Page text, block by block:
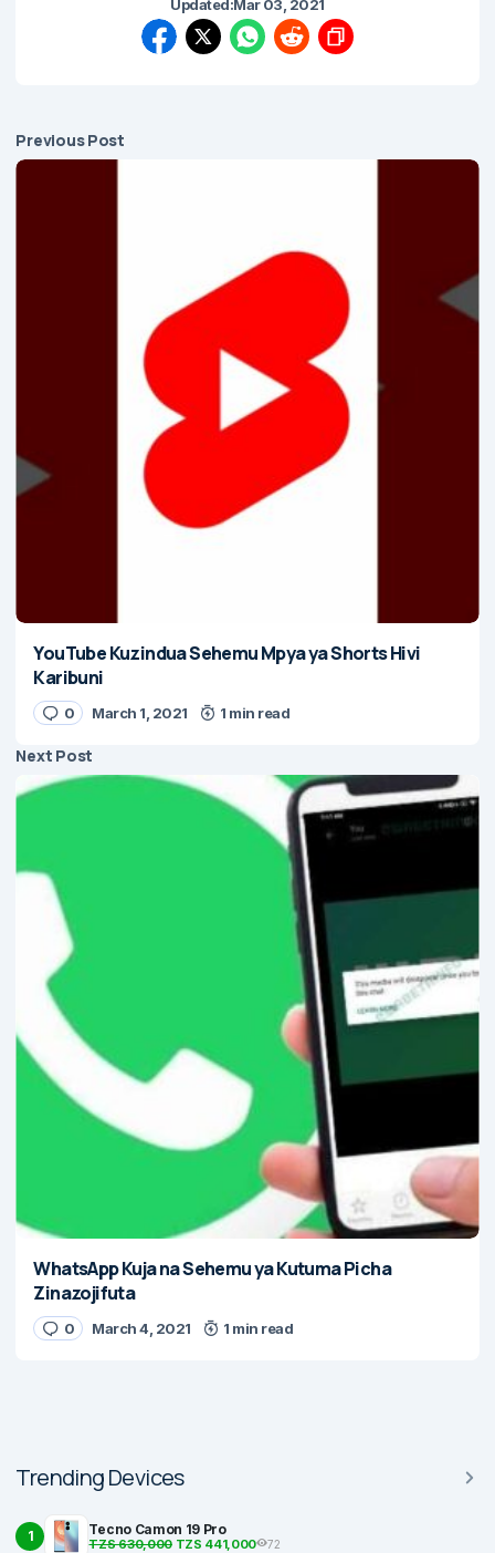
Updated:Mar 03, 2021
Previous Post
YouTube Kuzindua Sehemu Mpya ya Shorts Hivi
Karibuni
0 March 1, 2021 1 min read
Next Post
WhatsApp Kuja na Sehemu ya Kutuma Picha
Zinazojifuta
0 March 4, 2021 1 min read
Trending Devices
1 Tecno Camon 19 Pro
TZS 630,000TZS 441,000 72